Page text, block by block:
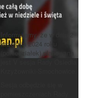
Informujemy, że w dniu 2
września 2024 roku
(poniedziałek) planowana